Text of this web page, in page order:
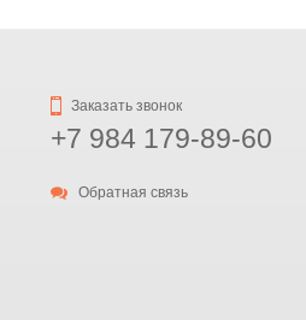
Заказать звонок
+7 984 179-89-60
Обратная связь